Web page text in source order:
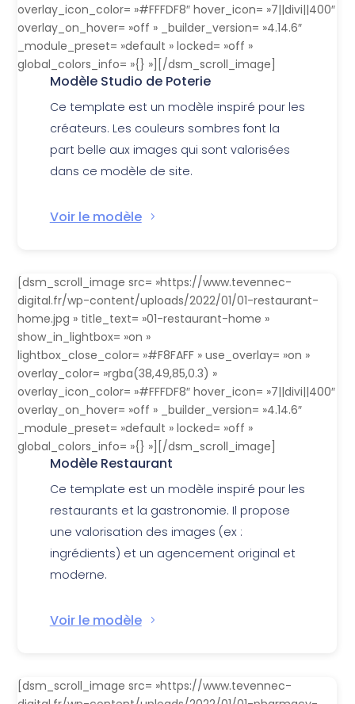
overlay_icon_color= »#FFFDF8″ hover_icon= »7||divi||400″
overlay_on_hover= »off » _builder_version= »4.14.6″
_module_preset= »default » locked= »off »
global_colors_info= »{} »][/dsm_scroll_image]
Modèle Studio de Poterie
Ce template est un modèle inspiré pour les
créateurs. Les couleurs sombres font la
part belle aux images qui sont valorisées
dans ce modèle de site.
Voir le modèle
[dsm_scroll_image src= »https://www.tevennec-
digital.fr/wp-content/uploads/2022/01/01-restaurant-
home.jpg » title_text= »01-restaurant-home »
show_in_lightbox= »on »
lightbox_close_color= »#F8FAFF » use_overlay= »on »
overlay_color= »rgba(38,49,85,0.3) »
overlay_icon_color= »#FFFDF8″ hover_icon= »7||divi||400″
overlay_on_hover= »off » _builder_version= »4.14.6″
_module_preset= »default » locked= »off »
global_colors_info= »{} »][/dsm_scroll_image]
Modèle Restaurant
Ce template est un modèle inspiré pour les
restaurants et la gastronomie. Il propose
une valorisation des images (ex :
ingrédients) et un agencement original et
moderne.
Voir le modèle
[dsm_scroll_image src= »https://www.tevennec-